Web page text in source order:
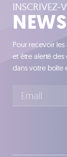
INSCRIVEZ-
Pour recevoir les
et être alerté
dans votre boîte